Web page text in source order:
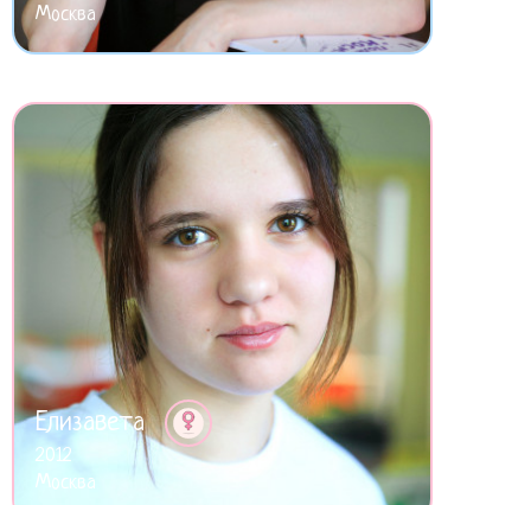
Москва
Елизавета
2012
Москва